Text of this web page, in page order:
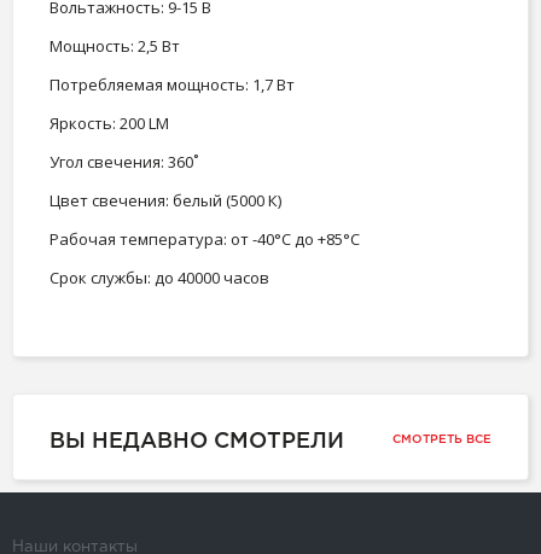
Вольтажность: 9-15 В
Мощность: 2,5 Вт
Потребляемая мощность: 1,7 Вт
Яркость: 200 LM
Угол свечения: 360˚
Цвет свечения: белый (5000 К)
Рабочая температура: от -40°С до +85°С
Срок службы: до 40000 часов
ВЫ НЕДАВНО СМОТРЕЛИ СМОТРЕТЬ ВСЕ
Наши контакты